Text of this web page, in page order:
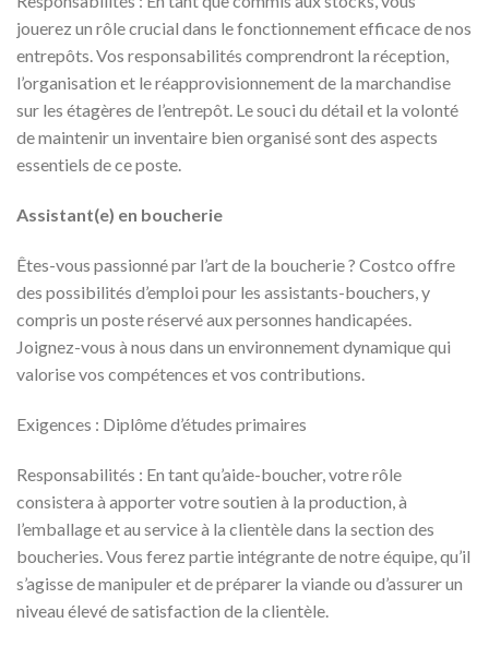
jouerez un rôle crucial dans le fonctionnement efficace de nos
entrepôts. Vos responsabilités comprendront la réception,
l’organisation et le réapprovisionnement de la marchandise
sur les étagères de l’entrepôt. Le souci du détail et la volonté
de maintenir un inventaire bien organisé sont des aspects
essentiels de ce poste.
Assistant(e) en boucherie
Êtes-vous passionné par l’art de la boucherie ? Costco offre
des possibilités d’emploi pour les assistants-bouchers, y
compris un poste réservé aux personnes handicapées.
Joignez-vous à nous dans un environnement dynamique qui
valorise vos compétences et vos contributions.
Exigences : Diplôme d’études primaires
Responsabilités : En tant qu’aide-boucher, votre rôle
consistera à apporter votre soutien à la production, à
l’emballage et au service à la clientèle dans la section des
boucheries. Vous ferez partie intégrante de notre équipe, qu’il
s’agisse de manipuler et de préparer la viande ou d’assurer un
niveau élevé de satisfaction de la clientèle.